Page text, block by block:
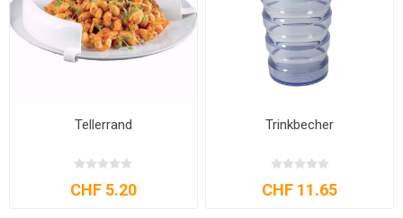
Tellerrand
CHF 5.20
Trinkbecher
CHF 11.65